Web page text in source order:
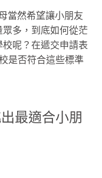
當然希望讓小朋友
多，到底如何從茫
呢？在遞交申請表
是否符合這些標準
最適合小朋